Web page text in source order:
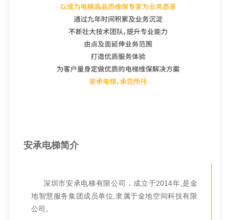
安承电梯简介
深圳市安承电梯有限公司，成立于2014年,是金
地智慧服务集团成员单位,隶属于金地空间科技有限
公司。